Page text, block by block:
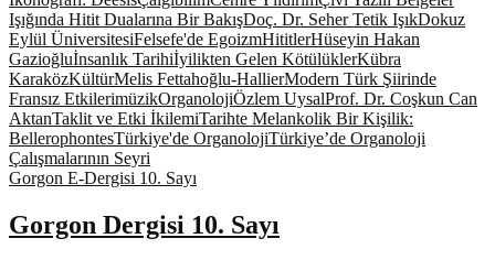
Işığında Hitit Dualarına Bir BakışDoç. Dr. Seher Tetik IşıkDokuz
Eylül ÜniversitesiFelsefe'de EgoizmHititlerHüseyin Hakan
Gazioğluİnsanlık Tarihiİyilikten Gelen KötülüklerKübra
KaraközKültürMelis Fettahoğlu-HallierModern Türk Şiirinde
Fransız EtkilerimüzikOrganolojiÖzlem UysalProf. Dr. Coşkun Can
AktanTaklit ve Etki İkilemiTarihte Melankolik Bir Kişilik:
BellerophontesTürkiye'de OrganolojiTürkiye’de Organoloji
Çalışmalarının Seyri
Gorgon E-Dergisi 10. Sayı
Gorgon Dergisi 10. Sayı